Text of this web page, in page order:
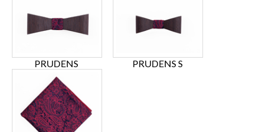
PRUDENS PRUDENS S